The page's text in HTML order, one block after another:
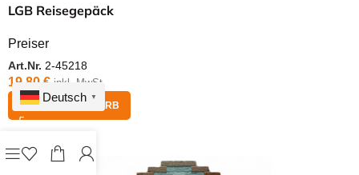
LGB Reisegepäck
Preiser
Art.Nr. 2-45218
19,80 € inkl. MwSt.
IN DEN WARENKORB
Deutsch ▼